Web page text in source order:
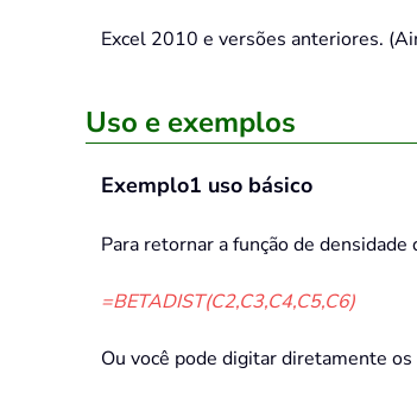
Excel 2010 e versões anteriores.
Uso e exemplos
Exemplo1 uso básico
Para retornar a função de
=BETADIST(C2,C3,C4,C5,C6)
Ou você pode digitar diretamente